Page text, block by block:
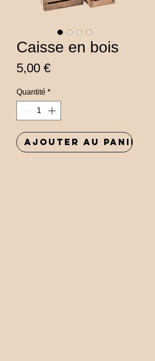
Caisse en bois
5,00 €Prix
Quantité *
Ajouter au panier